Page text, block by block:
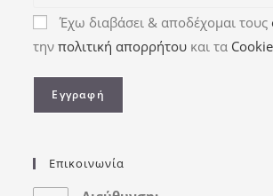
Έχω διαβάσει & αποδέχομαι τους
τηνπολιτική απορρήτου και τα
Επικοινωνία